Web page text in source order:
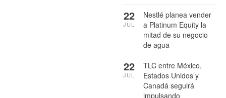
Nestlé planea vender
a Platinum Equity la
mitad de su negocio
de agua
22
JUL
TLC entre México,
Estados Unidos y
Canadá seguirá
impulsando
22
JUL